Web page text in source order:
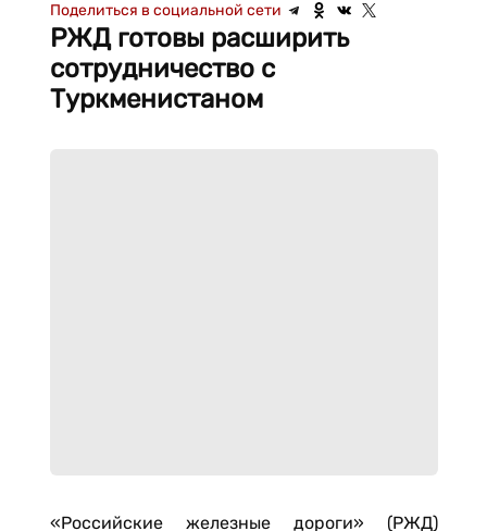
Поделиться в социальной сети
РЖД готовы расширить
сотрудничество с
Туркменистаном
«Российские железные дороги» (РЖД)